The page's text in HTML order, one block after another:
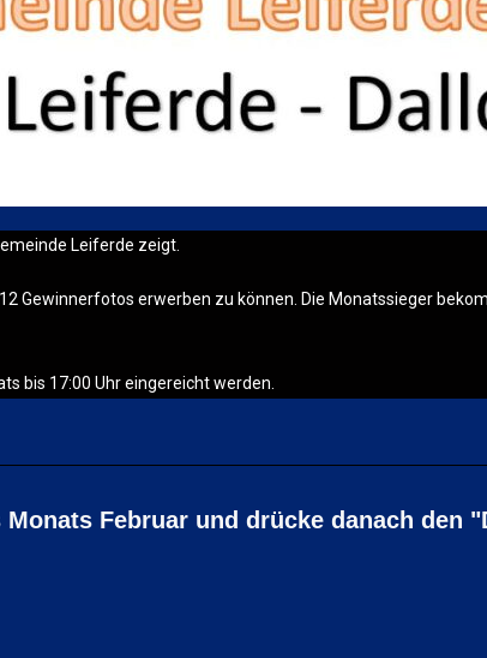
Leiferde zeigt.
Gewinnerfotos erwerben zu können. Die Monatssieger
bis 17:00 Uhr eingereicht werden.
Februar und drücke danach den